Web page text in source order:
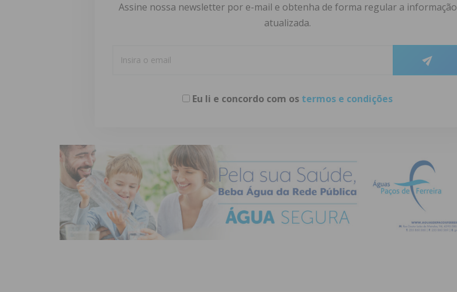
Assine nossa newsletter por e-mail e obtenha de forma regular a informação
atualizada.
Eu li e concordo com os termos e condições